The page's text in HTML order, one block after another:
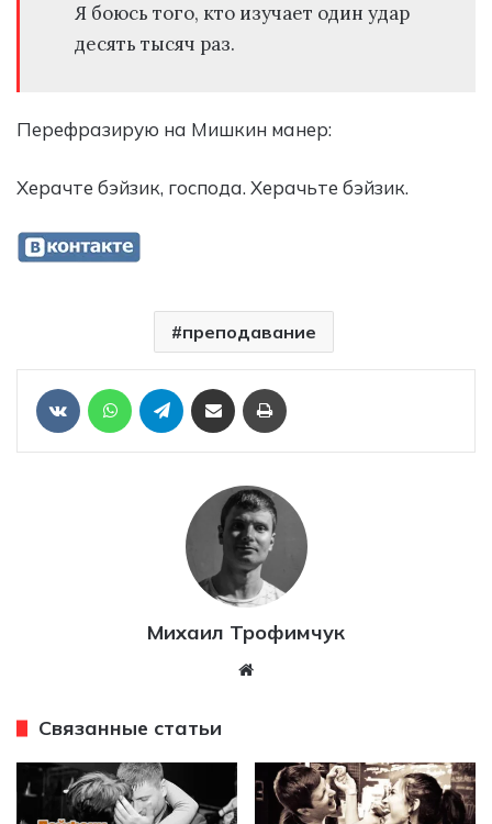
Я боюсь того, кто изучает один удар
десять тысяч раз.
Перефразирую на Мишкин манер:
Херачте бэйзик, господа. Херачьте бэйзик.
преподавание
VKontakte WhatsApp Telegram
Михаил Трофимчук
Связанные статьи